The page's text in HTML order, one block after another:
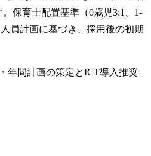
保育士配置基準（0歳児3:1、1-
員計画に基づき、採用後の初期
年間計画の策定とICT導入推奨